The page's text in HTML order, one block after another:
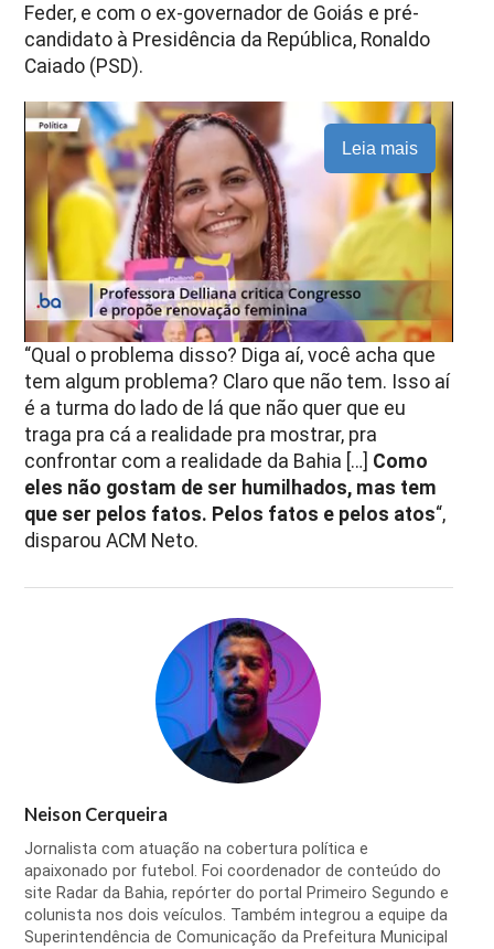
Feder, e com o ex-governador de Goiás e pré-
candidato à Presidência da República, Ronaldo
Caiado (PSD).
Leia mais
“Qual o problema disso? Diga aí, você acha que
tem algum problema? Claro que não tem. Isso aí
é a turma do lado de lá que não quer que eu
traga pra cá a realidade pra mostrar, pra
confrontar com a realidade da Bahia […] Como
eles não gostam de ser humilhados, mas tem
que ser pelos fatos. Pelos fatos e pelos atos“,
disparou ACM Neto.
Neison Cerqueira
Jornalista com atuação na cobertura política e
apaixonado por futebol. Foi coordenador de conteúdo do
site Radar da Bahia, repórter do portal Primeiro Segundo e
colunista nos dois veículos. Também integrou a equipe da
Superintendência de Comunicação da Prefeitura Municipal